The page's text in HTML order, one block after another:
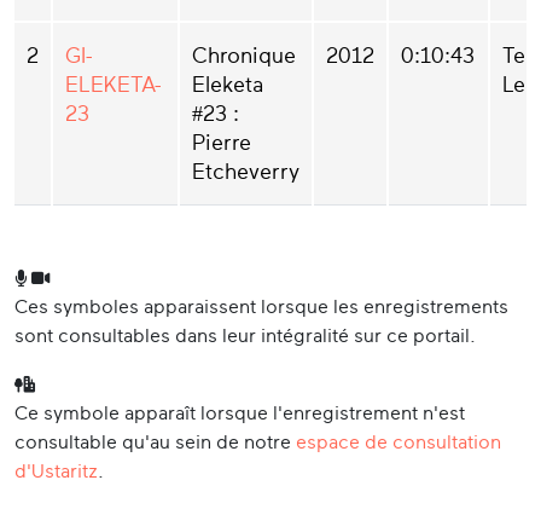
2
GI-
ELEKETA-
23
Chronique
Eleketa
#23 :
Pierre
Etcheverry
2012 0:10:43
Ces symboles apparaissent lorsque les enregistrements
sont consultables dans leur intégralité sur ce portail.
Ce symbole apparaît lorsque l'enregistrement n'est
consultable qu'au sein de notre espace de consultation
d'Ustaritz